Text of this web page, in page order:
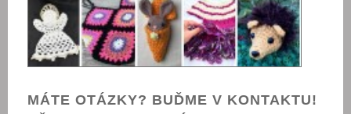
MÁTE OTÁZKY? BUĎME V KONTAKTU!